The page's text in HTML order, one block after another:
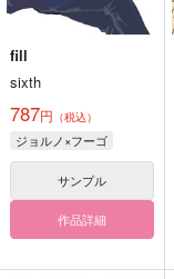
fill
sixth
787円 （税込）
ジョルノ×フーゴ
サンプル
作品詳細